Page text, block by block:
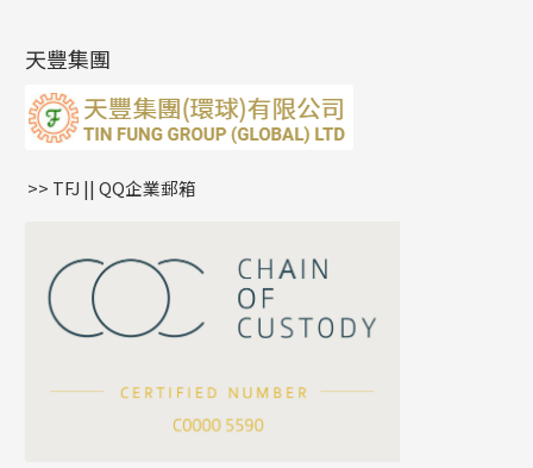
公司名稱
雙十字鏈系列
蛇骨鏈系列
鏈尾系列
嘴唇鏈系列
S車花鏈系列
珍珠鏈系列
坦克鏈系列
滿天星鏈系列
方假繩鏈系列
耳環扣系列
耳環爪頭
耳環
字母吊墜
項鏈吊墜
生肖吊墜
星座吊墜
珠扣
天豐集團
>> TFJ || QQ企業郵箱